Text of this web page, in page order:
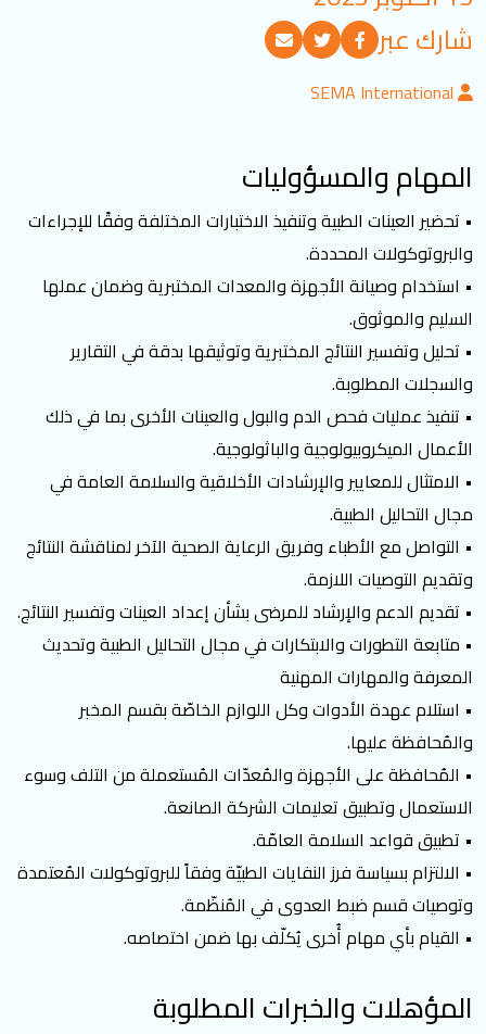
تسجيل الدخول
العربية
تابعنا
شارك عبر
SEMA International
المهام والمسؤوليات
• تحضير العينات الطبية وتنفيذ الاختبارات المختلفة وفقًا للإجراءات
والبروتوكولات المحددة.
• استخدام وصيانة الأجهزة والمعدات المختبرية وضمان عملها
السليم والموثوق.
• تحليل وتفسير النتائج المختبرية وتوثيقها بدقة في التقارير
والسجلات المطلوبة.
• تنفيذ عمليات فحص الدم والبول والعينات الأخرى بما في ذلك
الأعمال الميكروبيولوجية والباثولوجية.
• الامتثال للمعايير والإرشادات الأخلاقية والسلامة العامة في
مجال التحاليل الطبية.
• التواصل مع الأطباء وفريق الرعاية الصحية الآخر لمناقشة النتائج
وتقديم التوصيات اللازمة.
• تقديم الدعم والإرشاد للمرضى بشأن إعداد العينات وتفسير النتائج.
• متابعة التطورات والابتكارات في مجال التحاليل الطبية وتحديث
المعرفة والمهارات المهنية
• استلام عهدة الأدوات وكل اللوازم الخاصّة بقسم المخبر
والمُحافظة عليها.
• المُحافظة على الأجهزة والمُعدّات المُستعملة من التلف وسوء
الاستعمال وتطبيق تعليمات الشركة الصانعة.
• تطبيق قواعد السلامة العامّة.
• الالتزام بسياسة فرز النفايات الطبيّة وفقاً للبروتوكولات المُعتمدة
وتوصيات قسم ضبط العدوى في المُنظّمة.
• القيام بأي مهام أُخرى يُكلّف بها ضمن اختصاصه.
المؤهلات والخبرات المطلوبة